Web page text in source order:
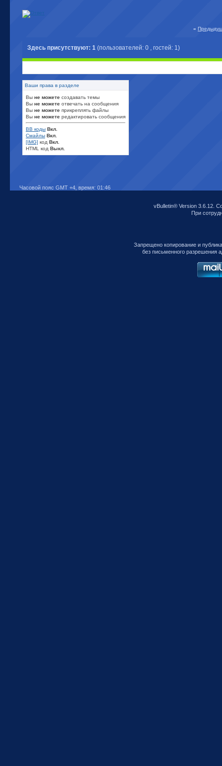
«
Здесь присутствуют: 1 (пользователей: 0 , гостей: 1)
Ваши права в разделе
Вы не можете создавать темы
Вы не можете отвечать на сообщения
Вы не можете прикреплять файлы
Вы не можете редактировать сообщения
BB коды Вкл.
Смайлы Вкл.
[IMG] код Вкл.
HTML код Выкл.
Часовой пояс GMT +4, время: 01:46
vBulletin® Version 3.6.12.
При
Запрещено копирование и
без письменного разрешения